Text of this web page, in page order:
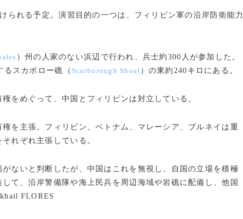
られる予定。演習目的の一つは、フィリピン軍の沿岸防衛能
）州の人家のない浜辺で行われ、兵士約300人が参加した。
るスカボロー礁（ Scarborough Shoal ）の東約240キロにある。
をめぐって、中国とフィリピンは対立している。
を主張。フィリピン、ベトナム、マレーシア、ブルネイは重
れぞれ主張している。
ないと判断したが、中国はこれを無視し、自国の立場を積極
て、沿岸警備隊や海上民兵を周辺海域や岩礁に配備し、他国
FLORES